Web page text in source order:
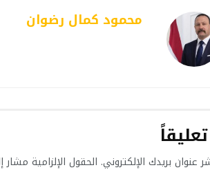
محمود كمال رضوان
عنوان بريدك الإلكتروني. الحقول الإلزامية مشار